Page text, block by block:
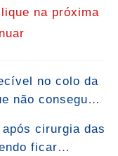
na próxima
no colo da
não consegue
cirurgia das
ficar